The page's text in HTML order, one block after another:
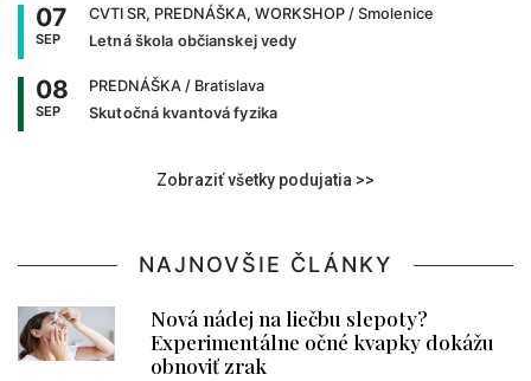
07
SEP
CVTI SR, PREDNÁŠKA, WORKSHOP / Smolenice
Letná škola občianskej vedy
08
SEP
PREDNÁŠKA / Bratislava
Skutočná kvantová fyzika
Zobraziť všetky podujatia >>
NAJNOVŠIE ČLÁNKY
Nová nádej na liečbu slepoty?
Experimentálne očné kvapky dokážu
obnoviť zrak